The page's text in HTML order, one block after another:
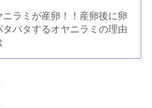
ニラミが産卵！！産卵後に卵
タパタするオヤニラミの理由